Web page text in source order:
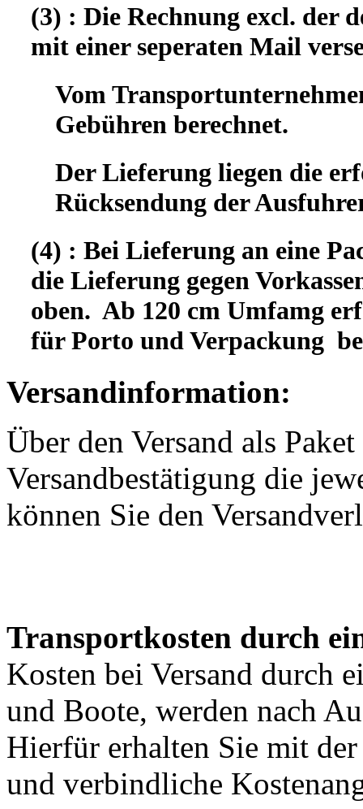
(3) : Die Rechnung excl. der
mit einer seperaten Mail
Vom
Gebühren berechnet.
Der Lieferung liegen die
Rücksendung der
(4) : Bei Lieferung an eine
die Lieferung gegen
oben. Ab 120 cm Umfamg
für Porto und Verpackung
Versandinformation:
Über den Versand als
Versandbestätigung die
können Sie den
Transportkosten durch
Kosten bei Versand durch
und Boote, werden nach
Hierfür erhalten Sie mit
und verbindliche